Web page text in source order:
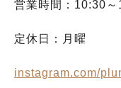
営業時間：10:30
定休日：月曜
instagram.com/